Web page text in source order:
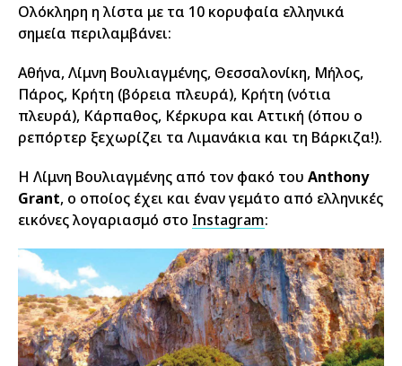
Ολόκληρη η λίστα με τα 10 κορυφαία ελληνικά
σημεία περιλαμβάνει:
Αθήνα, Λίμνη Βουλιαγμένης, Θεσσαλονίκη, Μήλος,
Πάρος, Κρήτη (βόρεια πλευρά), Κρήτη (νότια
πλευρά), Κάρπαθος, Κέρκυρα και Αττική (όπου ο
ρεπόρτερ ξεχωρίζει τα Λιμανάκια και τη Βάρκιζα!).
Η Λίμνη Βουλιαγμένης από τον φακό του Anthony
Grant, ο οποίος έχει και έναν γεμάτο από ελληνικές
εικόνες λογαριασμό στο Instagram: